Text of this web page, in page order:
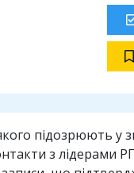
підозрюють у
з лідерами